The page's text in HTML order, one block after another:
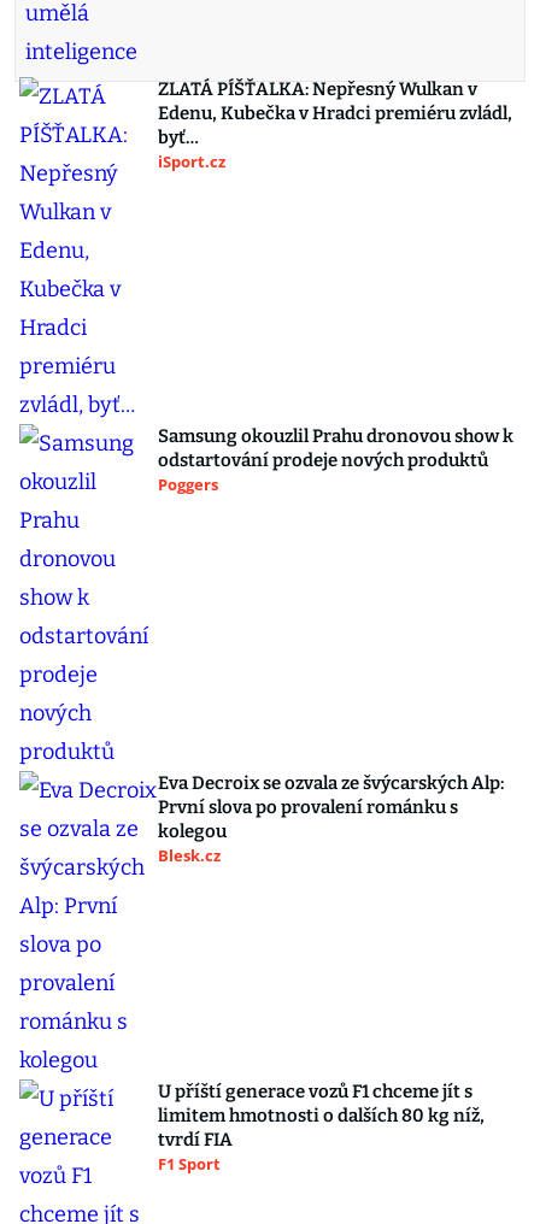
ZLATÁ PÍŠŤALKA: Nepřesný Wulkan v
Edenu, Kubečka v Hradci premiéru zvládl,
byť…
iSport.cz
Samsung okouzlil Prahu dronovou show k
odstartování prodeje nových produktů
Poggers
Eva Decroix se ozvala ze švýcarských Alp:
První slova po provalení románku s
kolegou
Blesk.cz
U příští generace vozů F1 chceme jít s
limitem hmotnosti o dalších 80 kg níž,
tvrdí FIA
F1 Sport